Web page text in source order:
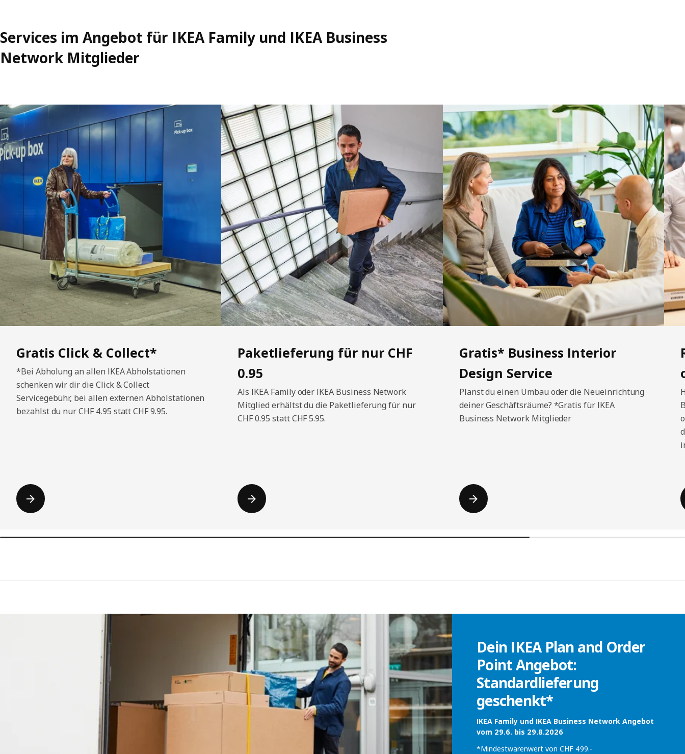
Services im Angebot für IKEA Family und IKEA Business
Network Mitglieder
Überspringen
Gratis Click & Collect*
*Bei Abholung an allen IKEA Abholstationen
schenken wir dir die Click & Collect
Servicegebühr, bei allen externen Abholstationen
bezahlst du nur CHF 4.95 statt CHF 9.95.
Paketlieferung für nur CHF
0.95
Als IKEA Family oder IKEA Business Network
Mitglied erhältst du die Paketlieferung für nur
CHF 0.95 statt CHF 5.95.
Gratis* Business Interior
Design Service
Planst du einen Umbau oder die Neueinrichtung
deiner Geschäftsräume? *Gratis für IKEA
Business Network Mitglieder
Dein IKEA Plan and Order
Point Angebot:
Standardlieferung
geschenkt*
IKEA Family und IKEA Business Network Angebot
vom 29.6. bis 29.8.2026
*Mindestwarenwert von CHF 499.-